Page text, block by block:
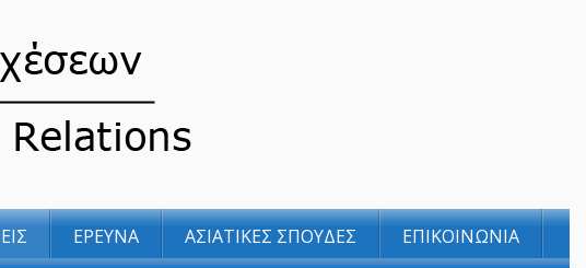
ΕΡΕΥΝΑ ΑΣΙΑΤΙΚΕΣ ΣΠΟΥΔΕΣ ΕΠΙΚΟΙΝΩΝΙΑ